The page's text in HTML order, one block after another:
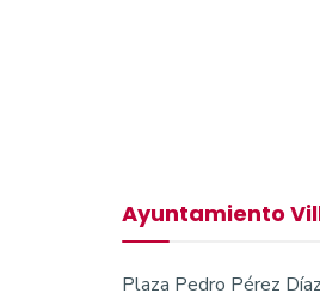
Ayuntamiento
Plaza Pedro Pérez